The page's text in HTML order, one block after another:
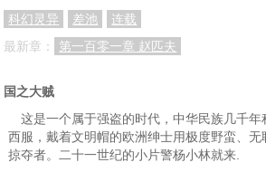
科幻灵异
差池
连载
最新章：
第一百零一章 赵匹夫
国之大贼
这是一个属于强盗的时代，中华民族几千
西服，戴着文明帽的欧洲绅士用极度野蛮、
掠夺者。二十一世纪的小片警杨小林就来.